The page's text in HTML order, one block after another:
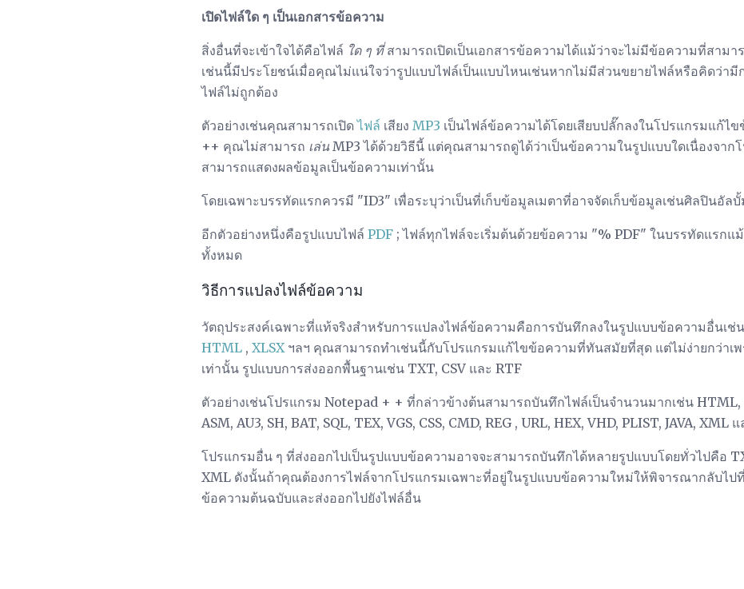
เปิดไฟล์ใด ๆ เป็นเอกสารข้อความ
สิ่งอื่นที่จะเข้าใจได้คือไฟล์ ใด ๆ ที่สามารถเปิดเป็นเอกสารข้อความได้แม้ว่าจะไม่มีข้อความที่สามา
เช่นนี้มีประโยชน์เมื่อคุณไม่แน่ใจว่ารูปแบบไฟล์เป็นแบบไหนเช่นหากไม่มีส่วนขยายไฟล์หรือคิดว่ามี
ไฟล์ไม่ถูกต้อง
ตัวอย่างเช่นคุณสามารถเปิดไฟล์ เสียง MP3 เป็นไฟล์ข้อความได้โดยเสียบปลั๊กลงในโปรแกรมแก้ไ
++ คุณไม่สามารถ เล่น MP3 ได้ด้วยวิธีนี้ แต่คุณสามารถดูได้ว่าเป็นข้อความในรูปแบบใดเนื่องจาก
สามารถแสดงผลข้อมูลเป็นข้อความเท่านั้น
โดยเฉพาะบรรทัดแรกควรมี "ID3" เพื่อระบุว่าเป็นที่เก็บข้อมูลเมตาที่อาจจัดเก็บข้อมูลเช่นศิลปินอัล
อีกตัวอย่างหนึ่งคือรูปแบบไฟล์ PDF ; ไฟล์ทุกไฟล์จะเริ่มต้นด้วยข้อความ "% PDF" ในบรรทัดแรกแ
ทั้งหมด
วิธีการแปลงไฟล์ข้อความ
วัตถุประสงค์เฉพาะที่แท้จริงสำหรับการแปลงไฟล์ข้อความคือการบันทึกลงในรูปแบบข้อความอื่นเช่น
HTML , XLSX ฯลฯ คุณสามารถทำเช่นนี้กับโปรแกรมแก้ไขข้อความที่ทันสมัยที่สุด แต่ไม่ง่ายกว่าเ
เท่านั้น รูปแบบการส่งออกพื้นฐานเช่น TXT, CSV และ RTF
ตัวอย่างเช่นโปรแกรม Notepad + + ที่กล่าวข้างต้นสามารถบันทึกไฟล์เป็นจำนวนมากเช่น HTML,
ASM, AU3, SH, BAT, SQL, TEX, VGS, CSS, CMD, REG , URL, HEX, VHD, PLIST, JAVA, XML แ
โปรแกรมอื่น ๆ ที่ส่งออกไปเป็นรูปแบบข้อความอาจจะสามารถบันทึกได้หลายรูปแบบโดยทั่วไปคือ
XML ดังนั้นถ้าคุณต้องการไฟล์จากโปรแกรมเฉพาะที่อยู่ในรูปแบบข้อความใหม่ให้พิจารณากลับไ
ข้อความต้นฉบับและส่งออกไปยังไฟล์อื่น